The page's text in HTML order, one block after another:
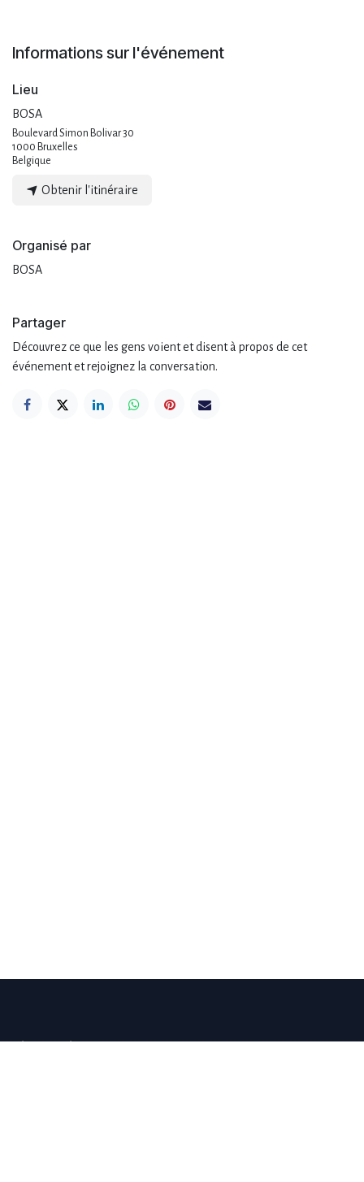
Informations sur l'événement
Lieu
BOSA
Boulevard Simon Bolivar 30
1000 Bruxelles
Belgique
Obtenir l'itinéraire
Organisé par
BOSA
Partager
Découvrez ce que les gens voient et disent à propos de cet
événement et rejoignez la conversation.
Liens utiles